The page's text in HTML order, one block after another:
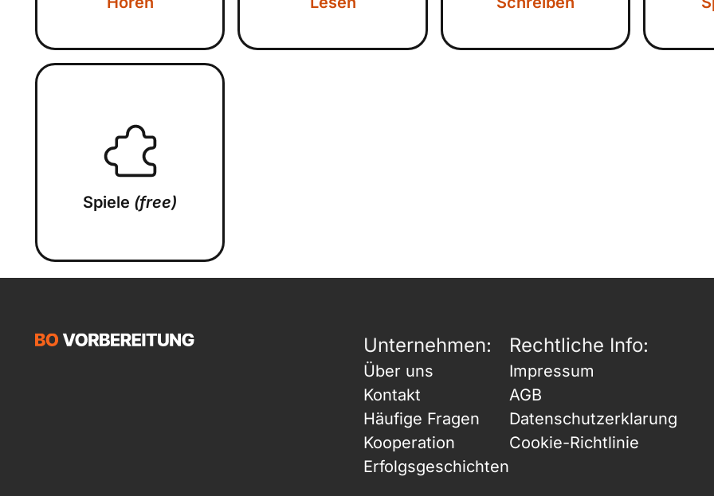
Spiele (free)
Unternehmen:
Über uns
Kontakt
Häufige Fragen
Kooperation
Erfolgsgeschichten
Rechtliche Info:
Impressum
AGB
Datenschutzerklarung
Cookie-Richtlinie